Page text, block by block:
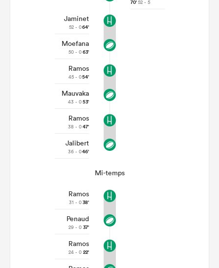
70'52 - 5
Jaminet
52 - 064'
Moefana
50 - 063'
Ramos
45 - 054'
Mauvaka
43 - 053'
Ramos
38 - 047'
Jalibert
36 - 046'
Mi-temps
Ramos
31 - 038'
Penaud
29 - 0 37'
Ramos
24 - 0 22'